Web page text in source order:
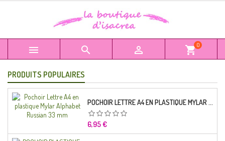
   shopping_cart0
PRODUITS POPULAIRES
POCHOIR LETTRE A4 EN PLASTIQUE MYLAR ALPHABET RUSSIAN 33 MM
Prix
6,95 €